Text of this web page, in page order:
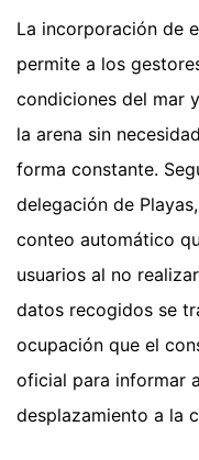
La incorporación de
permite a los
condiciones del mar
la arena sin
forma constante.
delegación de
conteo automático
usuarios al no
datos recogidos se
ocupación que el
oficial para informar
desplazamiento a la